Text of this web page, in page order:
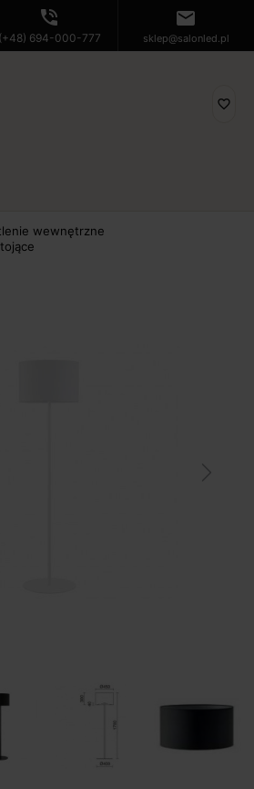
phone_in_talk
(+48) 694-000-777
mail
sklep@salonled.pl
favorite_border
wewnętrzne